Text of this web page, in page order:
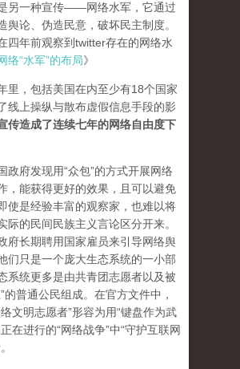
另一种宣传——网络水军，它通过
舆论、伪造民意，破坏民主制度。
四年前观察到twitter存在的网络水
络“水军”的布局》
里，包括美国在内至少有18个国家
线上操纵与散布虚假信息手段的影
传造成了连续七年的网络自由度下
政府发现用“众包”的方式开展网络
，能获得更好的效果，且可以避免
使是经验丰富的观察家，也难以将
际的民间民族主义言论区分开来。
府长期聘用国家雇员来引导网络舆
们只是一个庞大生态系统的一小部
系统更多是由共青团志愿者以及被
的普通公民组成。在官方文件中，
文明志愿者”形容为用“键盘作为武
在进行的“网络战争”中“守护互联网